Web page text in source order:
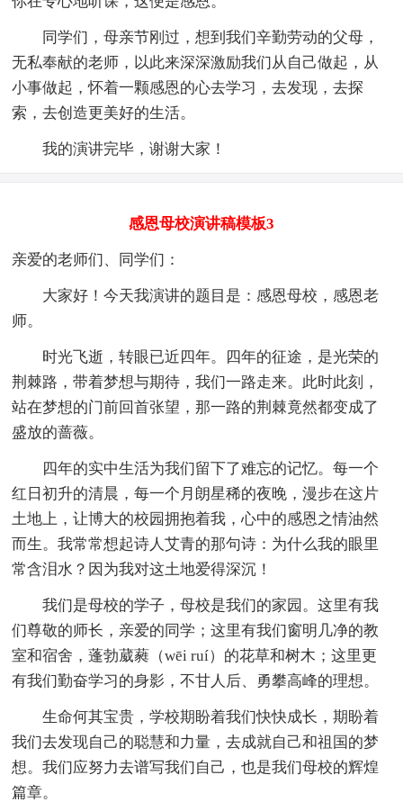
同学们，母亲节刚过，想到我们辛勤劳动的父母，
无私奉献的老师，以此来深深激励我们从自己做起，从
小事做起，怀着一颗感恩的心去学习，去发现，去探
索，去创造更美好的生活。
我的演讲完毕，谢谢大家！
感恩母校演讲稿模板3
亲爱的老师们、同学们：
大家好！今天我演讲的题目是：感恩母校，感恩老
师。
时光飞逝，转眼已近四年。四年的征途，是光荣的
荆棘路，带着梦想与期待，我们一路走来。此时此刻，
站在梦想的门前回首张望，那一路的荆棘竟然都变成了
盛放的蔷薇。
四年的实中生活为我们留下了难忘的记忆。每一个
红日初升的清晨，每一个月朗星稀的夜晚，漫步在这片
土地上，让博大的校园拥抱着我，心中的感恩之情油然
而生。我常常想起诗人艾青的那句诗：为什么我的眼里
常含泪水？因为我对这土地爱得深沉！
我们是母校的学子，母校是我们的家园。这里有我
们尊敬的师长，亲爱的同学；这里有我们窗明几净的教
室和宿舍，蓬勃葳蕤（wēi ruí）的花草和树木；这里更
有我们勤奋学习的身影，不甘人后、勇攀高峰的理想。
生命何其宝贵，学校期盼着我们快快成长，期盼着
我们去发现自己的聪慧和力量，去成就自己和祖国的梦
想。我们应努力去谱写我们自己，也是我们母校的辉煌
篇章。